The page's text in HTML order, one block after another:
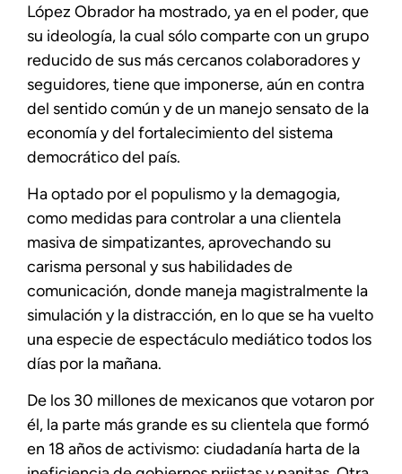
López Obrador ha mostrado, ya en el poder, que
su ideología, la cual sólo comparte con un grupo
reducido de sus más cercanos colaboradores y
seguidores, tiene que imponerse, aún en contra
del sentido común y de un manejo sensato de la
economía y del fortalecimiento del sistema
democrático del país.
Ha optado por el populismo y la demagogia,
como medidas para controlar a una clientela
masiva de simpatizantes, aprovechando su
carisma personal y sus habilidades de
comunicación, donde maneja magistralmente la
simulación y la distracción, en lo que se ha vuelto
una especie de espectáculo mediático todos los
días por la mañana.
De los 30 millones de mexicanos que votaron por
él, la parte más grande es su clientela que formó
en 18 años de activismo: ciudadanía harta de la